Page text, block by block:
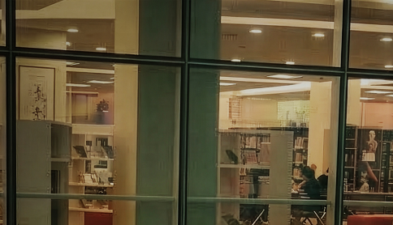
Atvērt galveno saturu